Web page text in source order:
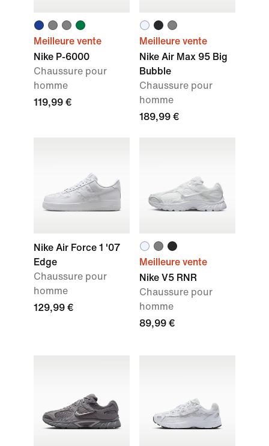
Meilleure vente
Nike P-6000
Chaussure pour
homme
119,99 €
Meilleure vente
Nike Air Max 95 Big
Bubble
Chaussure pour
homme
189,99 €
Nike Air Force 1 '07
Edge
Chaussure pour
homme
129,99 €
Meilleure vente
Nike V5 RNR
Chaussure pour
homme
89,99 €